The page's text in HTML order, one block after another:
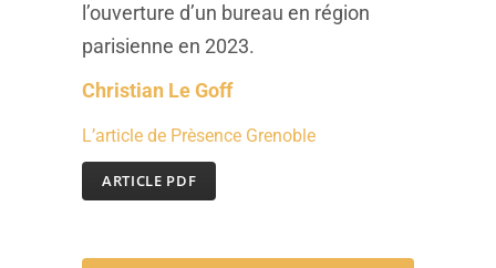
l’ouverture d’un bureau en région
parisienne en 2023.
Christian Le Goff
L’article de Prèsence Grenoble
ARTICLE PDF